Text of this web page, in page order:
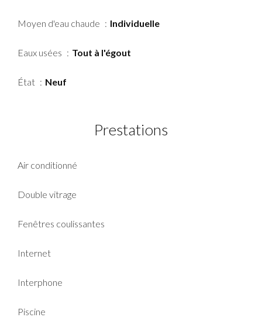
Moyen d'eau chaude Individuelle
Eaux usées Tout à l'égout
État Neuf
Prestations
Air conditionné
Double vitrage
Fenêtres coulissantes
Internet
Interphone
Piscine